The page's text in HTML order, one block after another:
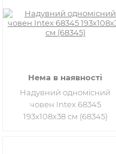
Нема в наявності
Надувний одномісний
човен Intex 68345
193х108х38 см (68345)